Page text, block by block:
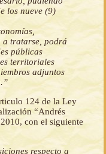
los nueve (9)
a tratarse, podrá
públicas
territoriales
adjuntos
124 de la Ley
“Andrés
con el siguiente
respecto a